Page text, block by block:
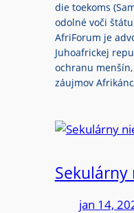
die toekoms
odolné voči
AfriForum je
Juhoafrickej
ochranu
záujmov
jan 14,